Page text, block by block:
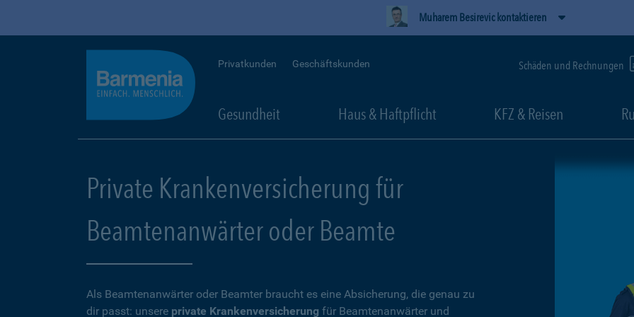
Muharem Besirevic kontaktieren
Privatkunden Geschäftskunden Schäden und Rechnungen
Gesundheit Haus & Haftpflicht KFZ & Reisen
Private Krankenversicherung für
Beamtenanwärter oder Beamte
Als Beamtenanwärter oder Beamter braucht es eine Absicherung, die genau zu
dir passt: unsere private Krankenversicherung für Beamtenanwärter und